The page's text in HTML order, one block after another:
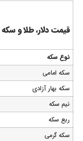
قیمت دلار، طلا و سکه ۲۳ تیر ۱۴۰۴
نوع سکه
سکه امامی
سکه بهار آزادی
نیم سکه
ربع سکه
سکه گرمی